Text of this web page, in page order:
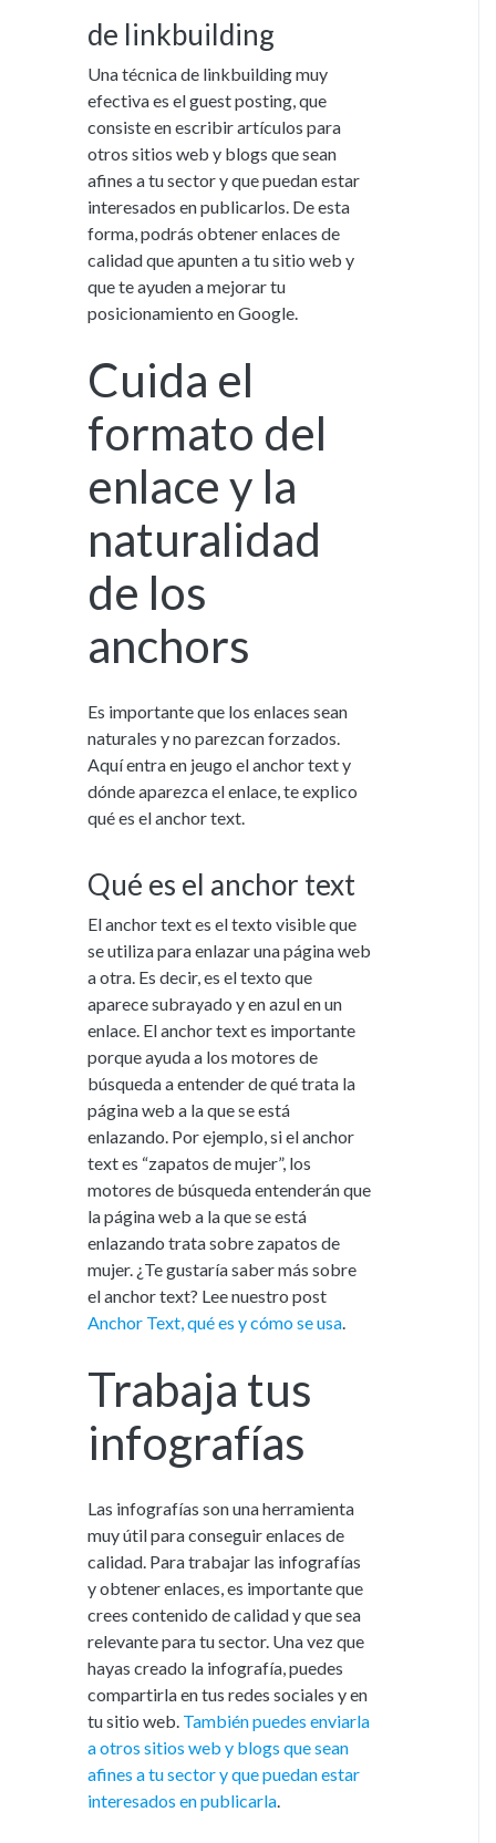
de linkbuilding
Una técnica de linkbuilding muy
efectiva es el guest posting, que
consiste en escribir artículos para
otros sitios web y blogs que sean
afines a tu sector y que puedan estar
interesados en publicarlos. De esta
forma, podrás obtener enlaces de
calidad que apunten a tu sitio web y
que te ayuden a mejorar tu
posicionamiento en Google.
Cuida el
formato del
enlace y la
naturalidad
de los
anchors
Es importante que los enlaces sean
naturales y no parezcan forzados.
Aquí entra en jeugo el anchor text y
dónde aparezca el enlace, te explico
qué es el anchor text.
Qué es el anchor text
El anchor text es el texto visible que
se utiliza para enlazar una página web
a otra. Es decir, es el texto que
aparece subrayado y en azul en un
enlace. El anchor text es importante
porque ayuda a los motores de
búsqueda a entender de qué trata la
página web a la que se está
enlazando. Por ejemplo, si el anchor
text es “zapatos de mujer”, los
motores de búsqueda entenderán que
la página web a la que se está
enlazando trata sobre zapatos de
mujer. ¿Te gustaría saber más sobre
el anchor text? Lee nuestro post
Anchor Text, qué es y cómo se usa
Trabaja tus
infografías
Las infografías son una herramienta
muy útil para conseguir enlaces de
calidad. Para trabajar las infografías
y obtener enlaces, es importante que
crees contenido de calidad y que sea
relevante para tu sector. Una vez que
hayas creado la infografía, puedes
compartirla en tus redes sociales y en
tu sitio web. También puedes enviarla
a otros sitios web y blogs que sean
afines a tu sector y que puedan estar
interesados en publicarla